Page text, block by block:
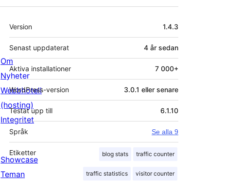
Meta
Version 1.4.3
Senast uppdaterat 4 år sedan
Aktiva installationer 7 000+
WordPress-version 3.0.1 eller senare
Testat upp till 6.1.10
Språk Se alla 9
Etiketter blog stats traffic counter
traffic statistics visitor counter
Om
Nyheter
Webbhotell
(hosting)
Integritet
Showcase
Teman